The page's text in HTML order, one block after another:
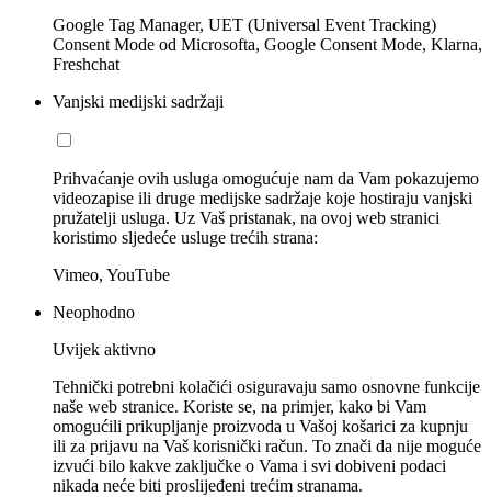
Google Tag Manager, UET (Universal Event Tracking)
Consent Mode od Microsofta, Google Consent Mode, Klarna,
Freshchat
Vanjski medijski sadržaji
Prihvaćanje ovih usluga omogućuje nam da Vam pokazujemo
videozapise ili druge medijske sadržaje koje hostiraju vanjski
pružatelji usluga. Uz Vaš pristanak, na ovoj web stranici
koristimo sljedeće usluge trećih strana:
Vimeo, YouTube
Neophodno
Uvijek aktivno
Tehnički potrebni kolačići osiguravaju samo osnovne funkcije
naše web stranice. Koriste se, na primjer, kako bi Vam
omogućili prikupljanje proizvoda u Vašoj košarici za kupnju
ili za prijavu na Vaš korisnički račun. To znači da nije moguće
izvući bilo kakve zaključke o Vama i svi dobiveni podaci
nikada neće biti proslijeđeni trećim stranama.